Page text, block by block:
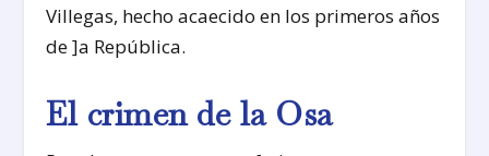
Villegas, hecho acaeci­do en los primeros años
de ]a República.
El crimen de la Osa